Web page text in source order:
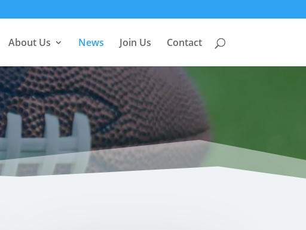
About Us News Join Us Contact